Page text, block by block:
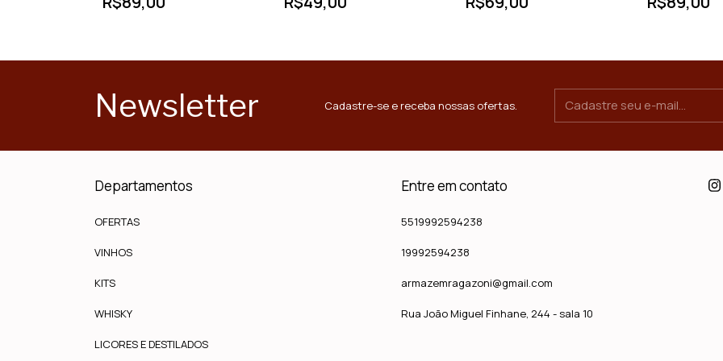
Newsletter Cadastre-se e receba nossas ofertas.
Departamentos
OFERTAS
VINHOS
KITS
WHISKY
LICORES E DESTILADOS
Entre em contato
5519992594238
19992594238
armazemragazoni@gmail.com
Rua João Miguel Finhane, 244 - sala 10